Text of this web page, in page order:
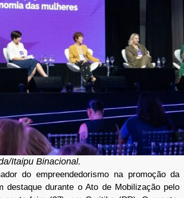
Itaipu Binacional.
do empreendedorismo na promoção da
destaque durante o Ato de Mobilização pelo